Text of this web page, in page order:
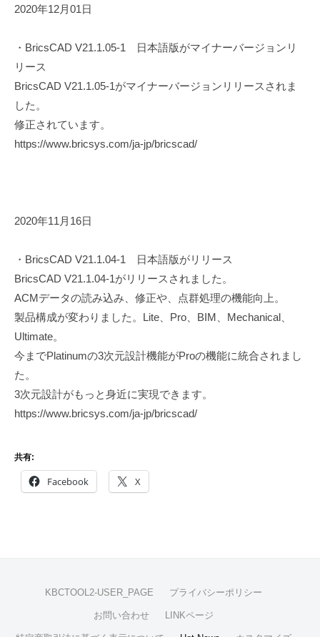
2020年12月01日
・BricsCAD V21.1.05-1 日本語版がマイナーバージョンリ
リース
BricsCAD V21.1.05-1がマイナーバージョンリリースされま
した。
修正されています。
https://www.bricsys.com/ja-jp/bricscad/
2020年11月16日
・BricsCAD V21.1.04-1 日本語版がリリース
BricsCAD V21.1.04-1がリリースされました。
ACMデータの読み込み、修正や、点群処理の機能向上。
製品構成が変わりました。Lite、Pro、BIM、Mechanical、
Ultimate。
今までPlatinumの3次元設計機能がProの機能に統合されまし
た。
3次元設計がもっと身近に実現できます。
https://www.bricsys.com/ja-jp/bricscad/
共有:
Facebook X
KBCTOOL2-USER_PAGE プライバシーポリシー
お問い合わせ LINKページ